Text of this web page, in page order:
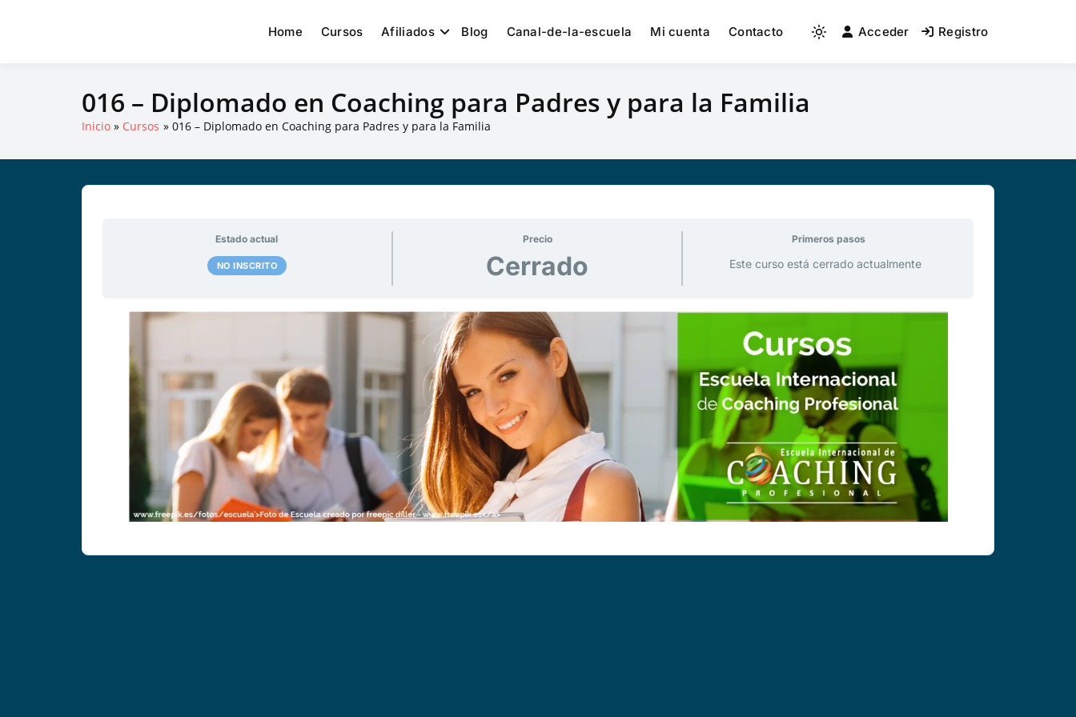
Home Cursos Afiliados Blog Canal-de-la-escuela Mi cuenta Contacto Acceder Registro
016 – Diplomado en Coaching para Padres y para la Familia
Inicio Cursos 016 – Diplomado en Coaching para Padres y para la Familia
Estado actual
NO INSCRITO
Precio
Cerrado
Primeros pasos
Este curso está cerrado actualmente